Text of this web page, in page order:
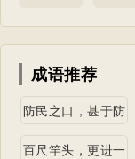
成语推荐
防民之口，甚于防
百尺竿头，更进一